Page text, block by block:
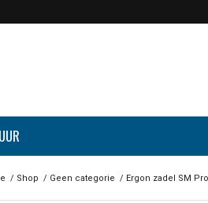
/ Shop / Geen categorie / Ergon zadel SM